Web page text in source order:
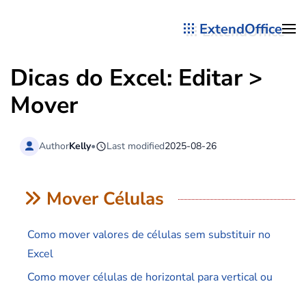
ExtendOffice
Dicas do Excel: Editar >
Mover
AuthorKelly• Last modified2025-08-26
Mover Células
Como mover valores de células sem substituir no
Excel
Como mover células de horizontal para vertical ou